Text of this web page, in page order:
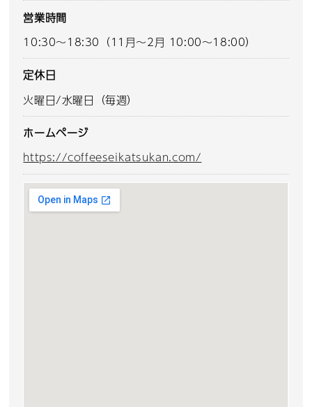
営業時間
10:30～18:30（11月～2月 10:00～18:00）
定休日
火曜日/水曜日（毎週）
ホームページ
https://coffeeseikatsukan.com/